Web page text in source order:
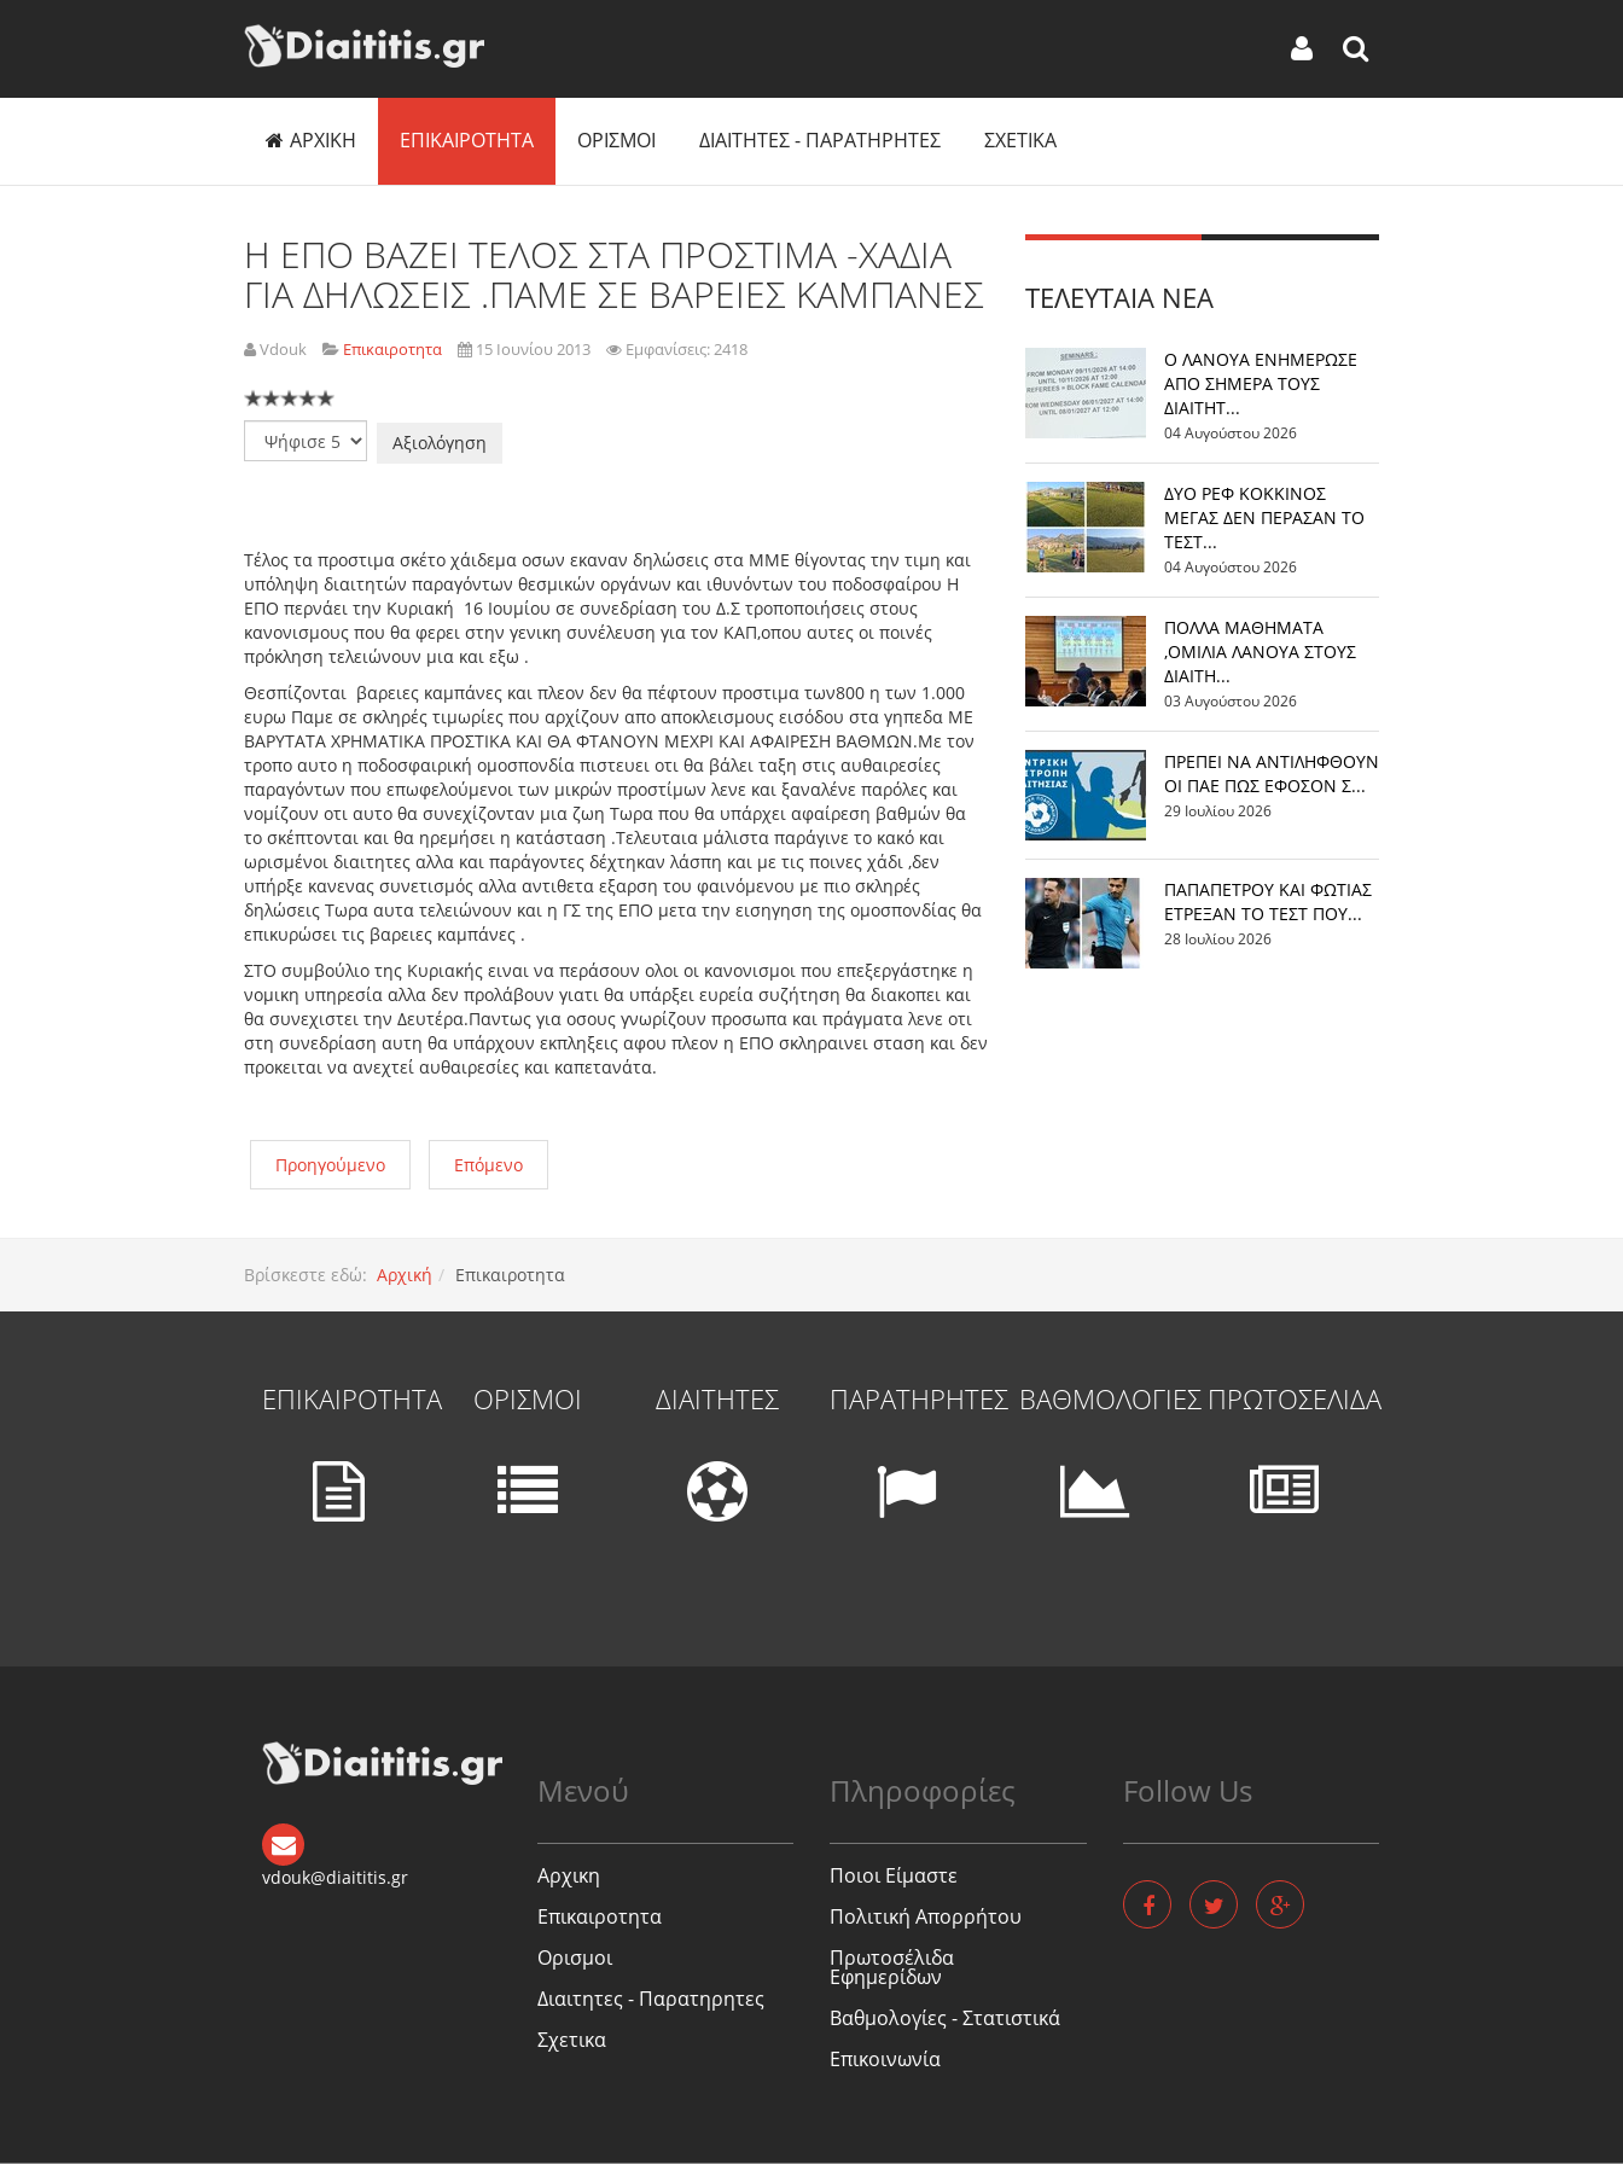
ΑΡΧΙΚΗ ΕΠΙΚΑΙΡΟΤΗΤΑ ΟΡΙΣΜΟΙ ΔΙΑΙΤΗΤΕΣ - ΠΑΡΑΤΗΡΗΤΕΣ ΣΧΕΤΙΚΑ
Η ΕΠΟ ΒΑΖΕΙ ΤΕΛΟΣ ΣΤΑ ΠΡΟΣΤΙΜΑ -ΧΑΔΙΑ
ΓΙΑ ΔΗΛΩΣΕΙΣ .ΠΑΜΕ ΣΕ ΒΑΡΕΙΕΣ ΚΑΜΠΑΝΕΣ
Vdouk Επικαιροτητα 15 Ιουνίου 2013 Εμφανίσεις: 2418
Παρακαλώ
αξιολογήστε
Τέλος τα προστιμα σκέτο χάιδεμα οσων εκαναν δηλώσεις στα ΜΜΕ θίγοντας την τιμη και
υπόληψη διαιτητών παραγόντων θεσμικών οργάνων και ιθυνόντων του ποδοσφαίρου Η
ΕΠΟ περνάει την Κυριακή 16 Ιουμίου σε συνεδρίαση του Δ.Σ τροποποιήσεις στους
κανονισμους που θα φερει στην γενικη συνέλευση για τον ΚΑΠ,οπου αυτες οι ποινές
πρόκληση τελειώνουν μια και εξω .
Θεσπίζονται βαρειες καμπάνες και πλεον δεν θα πέφτουν προστιμα των800 η των 1.000
ευρω Παμε σε σκληρές τιμωρίες που αρχίζουν απο αποκλεισμους εισόδου στα γηπεδα ΜΕ
ΒΑΡΥΤΑΤΑ ΧΡΗΜΑΤΙΚΑ ΠΡΟΣΤΙΚΑ ΚΑΙ ΘΑ ΦΤΑΝΟΥΝ ΜΕΧΡΙ ΚΑΙ ΑΦΑΙΡΕΣΗ ΒΑΘΜΩΝ.Με τον
τροπο αυτο η ποδοσφαιρική ομοσπονδία πιστευει οτι θα βάλει ταξη στις αυθαιρεσίες
παραγόντων που επωφελούμενοι των μικρών προστίμων λενε και ξαναλένε παρόλες και
νομίζουν οτι αυτο θα συνεχίζονταν μια ζωη Τωρα που θα υπάρχει αφαίρεση βαθμών θα
το σκέπτονται και θα ηρεμήσει η κατάσταση .Τελευταια μάλιστα παράγινε το κακό και
ωρισμένοι διαιτητες αλλα και παράγοντες δέχτηκαν λάσπη και με τις ποινες χάδι ,δεν
υπήρξε κανενας συνετισμός αλλα αντιθετα εξαρση του φαινόμενου με πιο σκληρές
δηλώσεις Τωρα αυτα τελειώνουν και η ΓΣ της ΕΠΟ μετα την εισηγηση της ομοσπονδίας θα
επικυρώσει τις βαρειες καμπάνες .
ΣΤΟ συμβούλιο της Κυριακής ειναι να περάσουν ολοι οι κανονισμοι που επεξεργάστηκε η
νομικη υπηρεσία αλλα δεν προλάβουν γιατι θα υπάρξει ευρεία συζήτηση θα διακοπει και
θα συνεχιστει την Δευτέρα.Παντως για οσους γνωρίζουν προσωπα και πράγματα λενε οτι
στη συνεδρίαση αυτη θα υπάρχουν εκπληξεις αφου πλεον η ΕΠΟ σκληραινει σταση και δεν
προκειται να ανεχτεί αυθαιρεσίες και καπετανάτα.
Προηγούμενο Επόμενο
ΤΕΛΕΥΤΑΊΑ ΝΈΑ
Ο ΛΑΝΟΥΑ ΕΝΗΜΕΡΩΣΕ
ΑΠΟ ΣΗΜΕΡΑ ΤΟΥΣ
ΔΙΑΙΤΗΤ...
04 Αυγούστου 2026
ΔΥΟ ΡΕΦ ΚΟΚΚΙΝΟΣ
ΜΕΓΑΣ ΔΕΝ ΠΕΡΑΣΑΝ ΤΟ
ΤΕΣΤ...
04 Αυγούστου 2026
ΠΟΛΛΑ ΜΑΘΗΜΑΤΑ
,ΟΜΙΛΙΑ ΛΑΝΟΥΑ ΣΤΟΥΣ
ΔΙΑΙΤΗ...
03 Αυγούστου 2026
ΠΡΕΠΕΙ ΝΑ ΑΝΤΙΛΗΦΘΟΥΝ
ΟΙ ΠΑΕ ΠΩΣ ΕΦΟΣΟΝ Σ...
29 Ιουλίου 2026
ΠΑΠΑΠΕΤΡΟΥ ΚΑΙ ΦΩΤΙΑΣ
ΕΤΡΕΞΑΝ ΤΟ ΤΕΣΤ ΠΟΥ...
28 Ιουλίου 2026
Βρίσκεστε εδώ: Αρχική Επικαιροτητα
ΕΠΙΚΑΙΡΟΤΗΤΑ ΟΡΙΣΜΟΙ ΔΙΑΙΤΗΤΕΣ ΠΑΡΑΤΗΡΗΤΕΣ ΒΑΘΜΟΛΟΓΙΕΣ ΠΡΩΤΟΣΕΛΙΔΑ
vdouk@diaititis.gr
Μενού
Αρχικη
Επικαιροτητα
Ορισμοι
Διαιτητες - Παρατηρητες
Σχετικα
Πληροφορίες
Ποιοι Είμαστε
Πολιτική Απορρήτου
Πρωτοσέλιδα
Εφημερίδων
Βαθμολογίες - Στατιστικά
Επικοινωνία
Follow Us